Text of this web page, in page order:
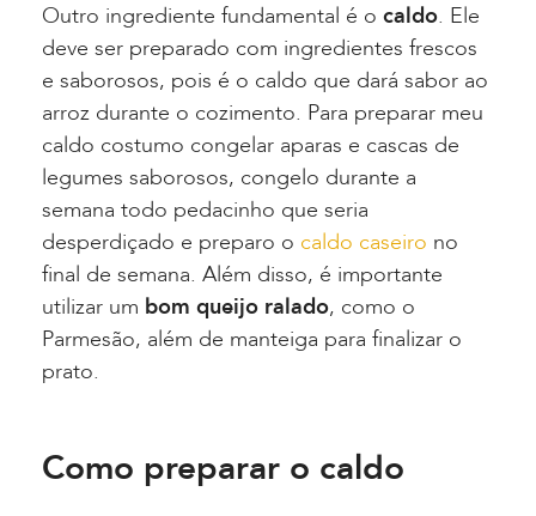
Outro ingrediente fundamental é o caldo. Ele
deve ser preparado com ingredientes frescos
e saborosos, pois é o caldo que dará sabor ao
arroz durante o cozimento. Para preparar meu
caldo costumo congelar aparas e cascas de
legumes saborosos, congelo durante a
semana todo pedacinho que seria
desperdiçado e preparo o caldo caseiro no
final de semana. Além disso, é importante
utilizar um bom queijo ralado, como o
Parmesão, além de manteiga para finalizar o
prato.
Como preparar o caldo